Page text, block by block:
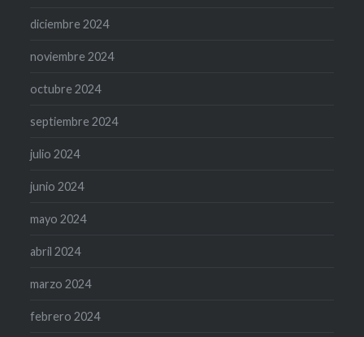
diciembre 2024
noviembre 2024
octubre 2024
septiembre 2024
julio 2024
junio 2024
mayo 2024
abril 2024
marzo 2024
febrero 2024